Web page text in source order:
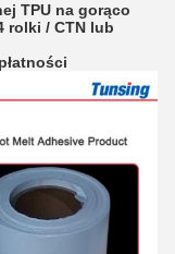
TPU na gorąco
rolki / CTN lub